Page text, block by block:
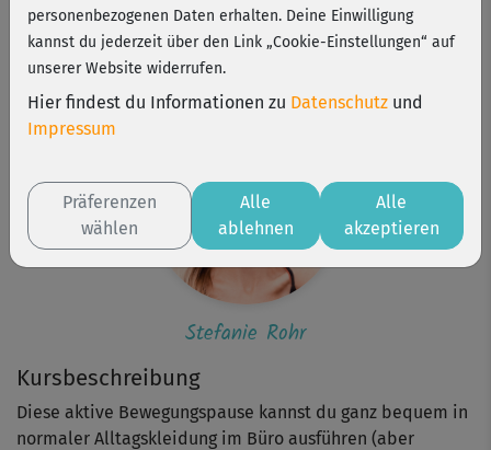
Kursbeschreibung
Diese aktive Bewegungspause kannst du ganz bequem in
normaler Alltagskleidung im Büro ausführen (aber
30 kcal
Stefanie Rohr
Stefanie Rohr
personenbezogenen Daten erhalten. Deine Einwilligung
kannst du jederzeit über den Link „Cookie-Einstellungen“ auf
unserer Website widerrufen.
Hier findest du Informationen zu Datenschutz und
Impressum
Präferenzen
wählen
Alle
ablehnen
Alle
akzeptieren